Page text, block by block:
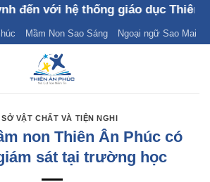
với hệ thống giáo dục Thiên Ân
Mầm Non Sao Sáng Ngoại ngữ Sao Mai
SỞ VẬT CHẤT VÀ TIỆN NGHI
non Thiên Ân Phúc có
sát tại trường học